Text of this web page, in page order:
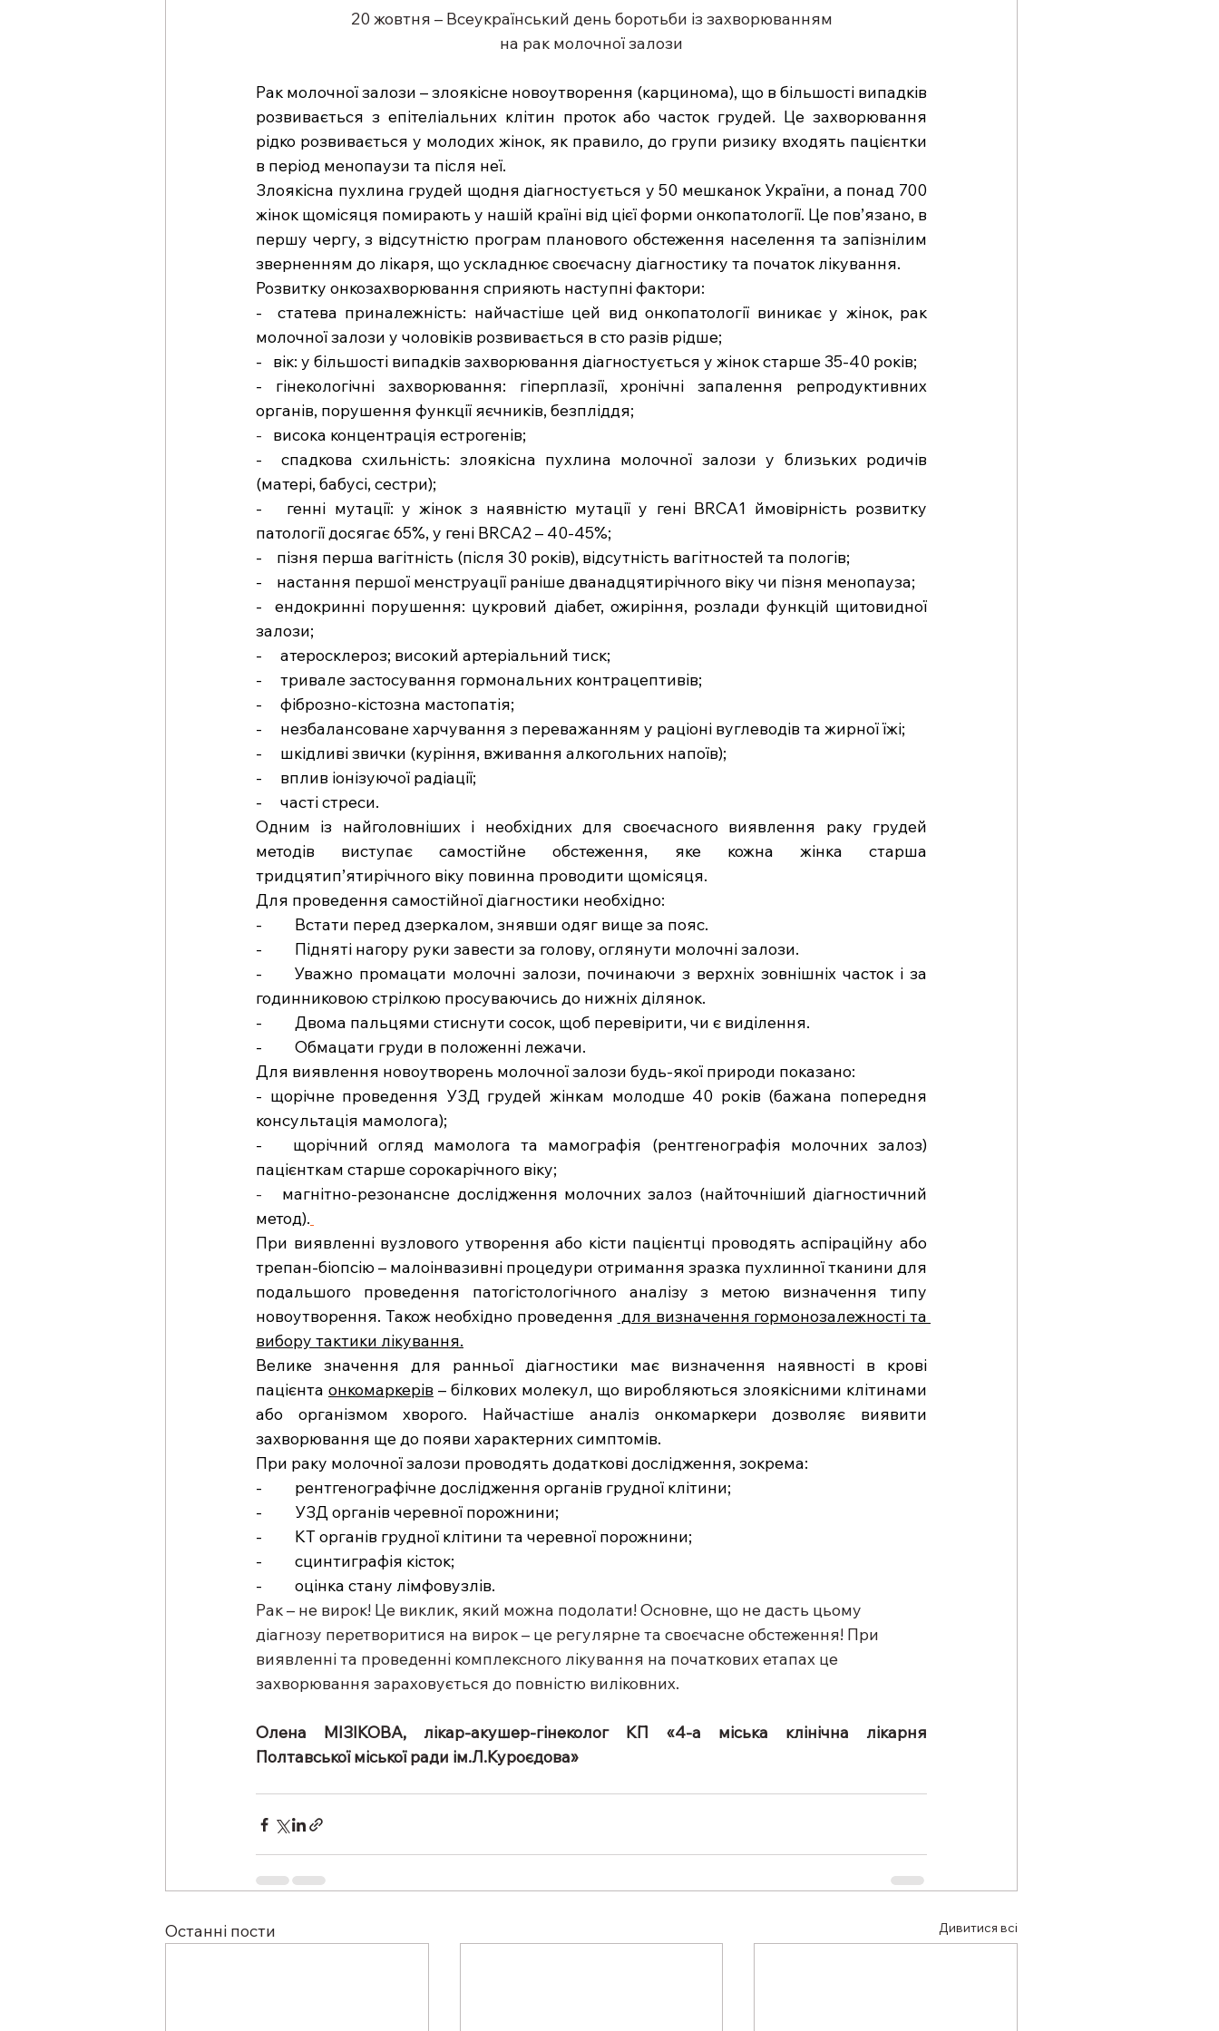
20 жовтня – Всеукраїнський день боротьби із захворюванням
на рак молочної залози
Рак молочної залози – злоякісне новоутворення (карцинома), що в більшості випадків
розвивається з епітеліальних клітин проток або часток грудей. Це захворювання
рідко розвивається у молодих жінок, як правило, до групи ризику входять пацієнтки
в період менопаузи та після неї.
Злоякісна пухлина грудей щодня діагностується у 50 мешканок України, а понад 700
жінок щомісяця помирають у нашій країні від цієї форми онкопатології. Це пов’язано, в
першу чергу, з відсутністю програм планового обстеження населення та запізнілим
зверненням до лікаря, що ускладнює своєчасну діагностику та початок лікування.
Розвитку онкозахворювання сприяють наступні фактори:
-  статева приналежність: найчастіше цей вид онкопатології виникає у жінок, рак
молочної залози у чоловіків розвивається в сто разів рідше;
-   вік: у більшості випадків захворювання діагностується у жінок старше 35-40 років;
- гінекологічні захворювання: гіперплазії, хронічні запалення репродуктивних
органів, порушення функції яєчників, безпліддя;
- висока концентрація естрогенів;
-  спадкова схильність: злоякісна пухлина молочної залози у близьких родичів
(матері, бабусі, сестри);
-   генні мутації: у жінок з наявністю мутації у гені BRCA1 ймовірність розвитку
патології досягає 65%, у гені BRCA2 – 40-45%;
-    пізня перша вагітність (після 30 років), відсутність вагітностей та пологів;
-    настання першої менструації раніше дванадцятирічного віку чи пізня менопауза;
-  ендокринні порушення: цукровий діабет, ожиріння, розлади функцій щитовидної
залози;
-     атеросклероз; високий артеріальний тиск;
-     тривале застосування гормональних контрацептивів;
-     фіброзно-кістозна мастопатія;
-     незбалансоване харчування з переважанням у раціоні вуглеводів та жирної їжі;
-     шкідливі звички (куріння, вживання алкогольних напоїв);
-     вплив іонізуючої радіації;
-     часті стреси.
Одним із найголовніших і необхідних для своєчасного виявлення раку грудей
методів виступає самостійне обстеження, яке кожна жінка старша
тридцятип’ятирічного віку повинна проводити щомісяця.
Для проведення самостійної діагностики необхідно:
-         Встати перед дзеркалом, знявши одяг вище за пояс.
-         Підняті нагору руки завести за голову, оглянути молочні залози.
-     Уважно промацати молочні залози, починаючи з верхніх зовнішніх часток і за
годинниковою стрілкою просуваючись до нижніх ділянок.
-         Двома пальцями стиснути сосок, щоб перевірити, чи є виділення.
-         Обмацати груди в положенні лежачи.
Для виявлення новоутворень молочної залози будь-якої природи показано:
- щорічне проведення УЗД грудей жінкам молодше 40 років (бажана попередня
консультація мамолога);
-   щорічний огляд мамолога та мамографія (рентгенографія молочних залоз)
пацієнткам старше сорокарічного віку;
- магнітно-резонансне дослідження молочних залоз (найточніший діагностичний
метод).
При виявленні вузлового утворення або кісти пацієнтці проводять аспіраційну або
трепан-біопсію – малоінвазивні процедури отримання зразка пухлинної тканини для
подальшого проведення патогістологічного аналізу з метою визначення типу
новоутворення. Також необхідно проведення для визначення гормонозалежності та
вибору тактики лікування.
Велике значення для ранньої діагностики має визначення наявності в крові
пацієнта онкомаркерів – білкових молекул, що виробляються злоякісними клітинами
або організмом хворого. Найчастіше аналіз онкомаркери дозволяє виявити
захворювання ще до появи характерних симптомів.
При раку молочної залози проводять додаткові дослідження, зокрема:
-         рентгенографічне дослідження органів грудної клітини;
-         УЗД органів черевної порожнини;
-         КТ органів грудної клітини та черевної порожнини;
-         сцинтиграфія кісток;
-         оцінка стану лімфовузлів.
Рак – не вирок! Це виклик, який можна подолати! Основне, що не дасть цьому
діагнозу перетворитися на вирок – це регулярне та своєчасне обстеження! При
виявленні та проведенні комплексного лікування на початкових етапах це
захворювання зараховується до повністю виліковних.
Олена МІЗІКОВА, лікар-акушер-гінеколог КП «4-а міська клінічна лікарня
Полтавської міської ради ім.Л.Куроєдова»
Останні пости Дивитися всі